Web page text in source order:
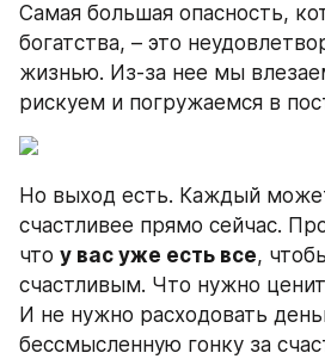
Самая большая опасность,
богатства, – это
жизнью. Из-за нее мы
рискуем и погружаемся в
Но выход есть. Каждый
счастливее прямо сейчас.
что у вас уже есть все,
счастливым. Что нужно
И не нужно расходовать
бессмысленную гонку за